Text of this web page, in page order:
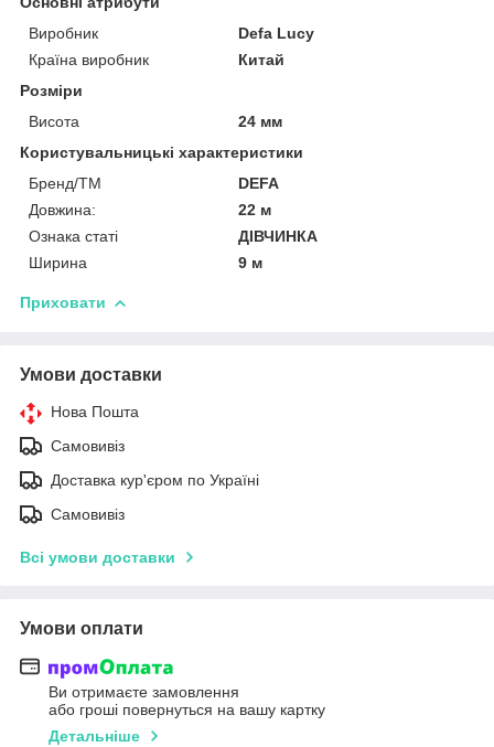
Виробник
Defa Lucy
Країна виробник
Китай
Розміри
Висота
24 мм
Користувальницькі характеристики
Бренд/ТМ
DEFA
Довжина:
22 м
Ознака статі
ДІВЧИНКА
Ширина
9 м
Приховати
Умови доставки
Нова Пошта
Самовивіз
Доставка кур'єром по Україні
Самовивіз
Всі умови доставки
Умови оплати
Ви отримаєте замовлення
або гроші повернуться на вашу картку
Детальніше